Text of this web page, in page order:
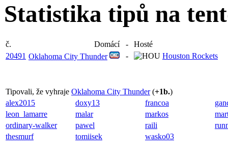
Statistika tipů na
č. Domácí -
Hosté
20491 Oklahoma City Thunder - Houston Rockets
Tipovali, že vyhraje Oklahoma City Thunder(+1b.)
alex2015
doxy13 francoa
leon_lamarre
malar markos
ordinary-walker
pawel raili
thesmurf
tomiisek wasko03